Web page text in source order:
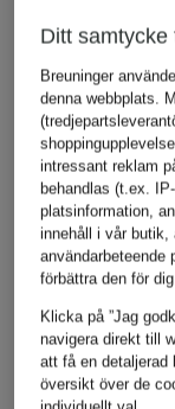
ACQUA DI PARMA
COLONIA REFILL
Handkräm
Ditt samtycke
Breuninger
denna webbplats.
intressant reklam
behandlas (t.ex.
platsinformation,
innehåll i vår butik,
användarbeteende
förbättra den för
Klicka på ”Jag
navigera direkt till
att få en detaljerad
översikt över de